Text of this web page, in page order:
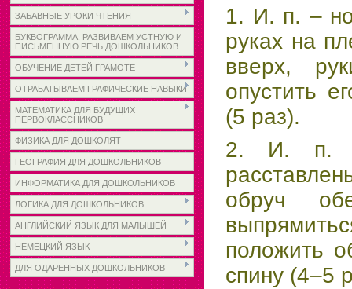
ЗАБАВНЫЕ УРОКИ ЧТЕНИЯ
БУКВОГРАММА. РАЗВИВАЕМ УСТНУЮ И
ПИСЬМЕННУЮ РЕЧЬ ДОШКОЛЬНИКОВ
ОБУЧЕНИЕ ДЕТЕЙ ГРАМОТЕ
ОТРАБАТЫВАЕМ ГРАФИЧЕСКИЕ НАВЫКИ
МАТЕМАТИКА ДЛЯ БУДУЩИХ
ПЕРВОКЛАССНИКОВ
ФИЗИКА ДЛЯ ДОШКОЛЯТ
ГЕОГРАФИЯ ДЛЯ ДОШКОЛЬНИКОВ
ИНФОРМАТИКА ДЛЯ ДОШКОЛЬНИКОВ
ЛОГИКА ДЛЯ ДОШКОЛЬНИКОВ
АНГЛИЙСКИЙ ЯЗЫК ДЛЯ МАЛЫШЕЙ
НЕМЕЦКИЙ ЯЗЫК
ДЛЯ ОДАРЕННЫХ ДОШКОЛЬНИКОВ
1. И. п. –
руках на
вверх,
опустить
(5 раз).
2. И. п. –
обруч
положить
спину (4–5